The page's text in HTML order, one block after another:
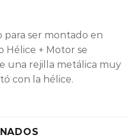
para ser montado en
Hélice + Motor se
una rejilla metálica muy
con la hélice.